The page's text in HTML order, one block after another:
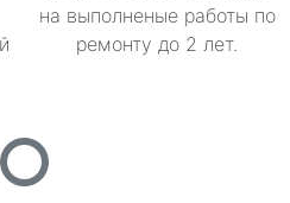
на выполненые работы по
ремонту до 2 лет.